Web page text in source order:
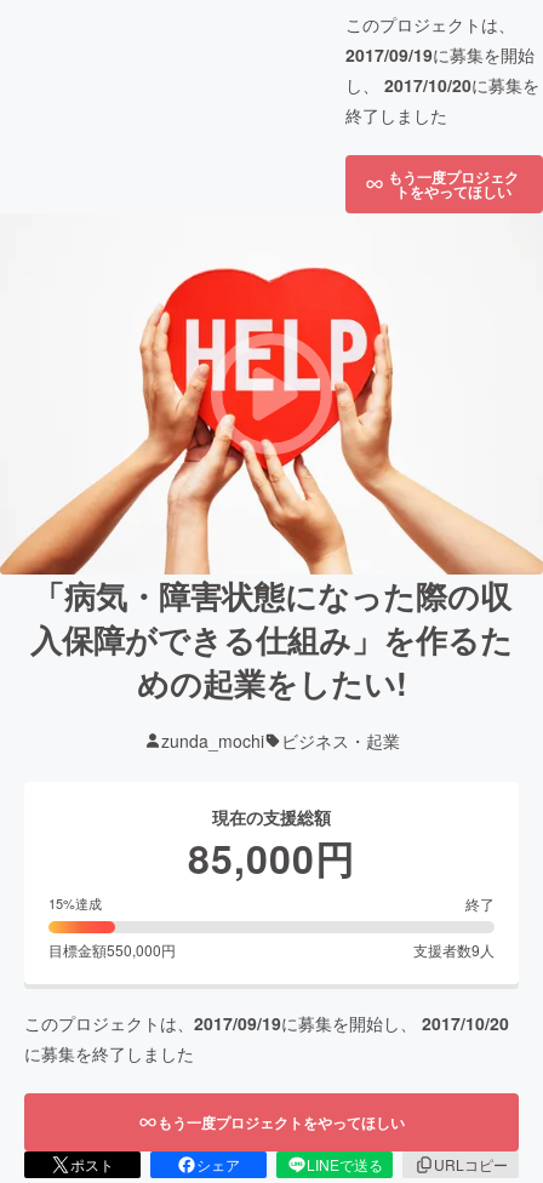
このプロジェクトは、
2017/09/19に募集を開始
し、 2017/10/20に募集を
終了しました
もう一度プロジェク
トをやってほしい
「病気・障害状態になった際の収
入保障ができる仕組み」を作るた
めの起業をしたい!
zunda_mochi ビジネス・起業
現在の支援総額
85,000円
15%達成 終了
目標金額550,000円 支援者数9 人
このプロジェクトは、 2017/09/19に募集を開始し、 2017/10/20
に募集を終了しました
もう一度プロジェクトをやってほしい
ポスト シェア LINEで送る
URLコピー